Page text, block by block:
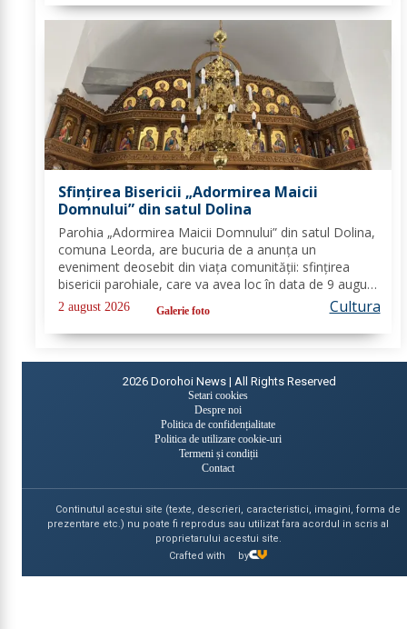
Sfințirea Bisericii „Adormirea Maicii
Domnului” din satul Dolina
Parohia „Adormirea Maicii Domnului” din satul Dolina,
comuna Leorda, are bucuria de a anunța un
eveniment deosebit din viața comunității: sfințirea
bisericii parohiale, care va avea loc în data de 9 august
2026. După o amplă perioadă de lucrări de restaurare,
consolidare și înfrumusețare, sfântul...
2 august 2026 Galerie foto Cultura
2026 Dorohoi News | All Rights Reserved
Setari cookies
Despre noi
Politica de confidențialitate
Politica de utilizare cookie-uri
Termeni și condiții
Contact
Continutul acestui site (texte, descrieri, caracteristici, imagini, forma de
prezentare etc.) nu poate fi reprodus sau utilizat fara acordul in scris al
proprietarului acestui site.
Crafted with
by